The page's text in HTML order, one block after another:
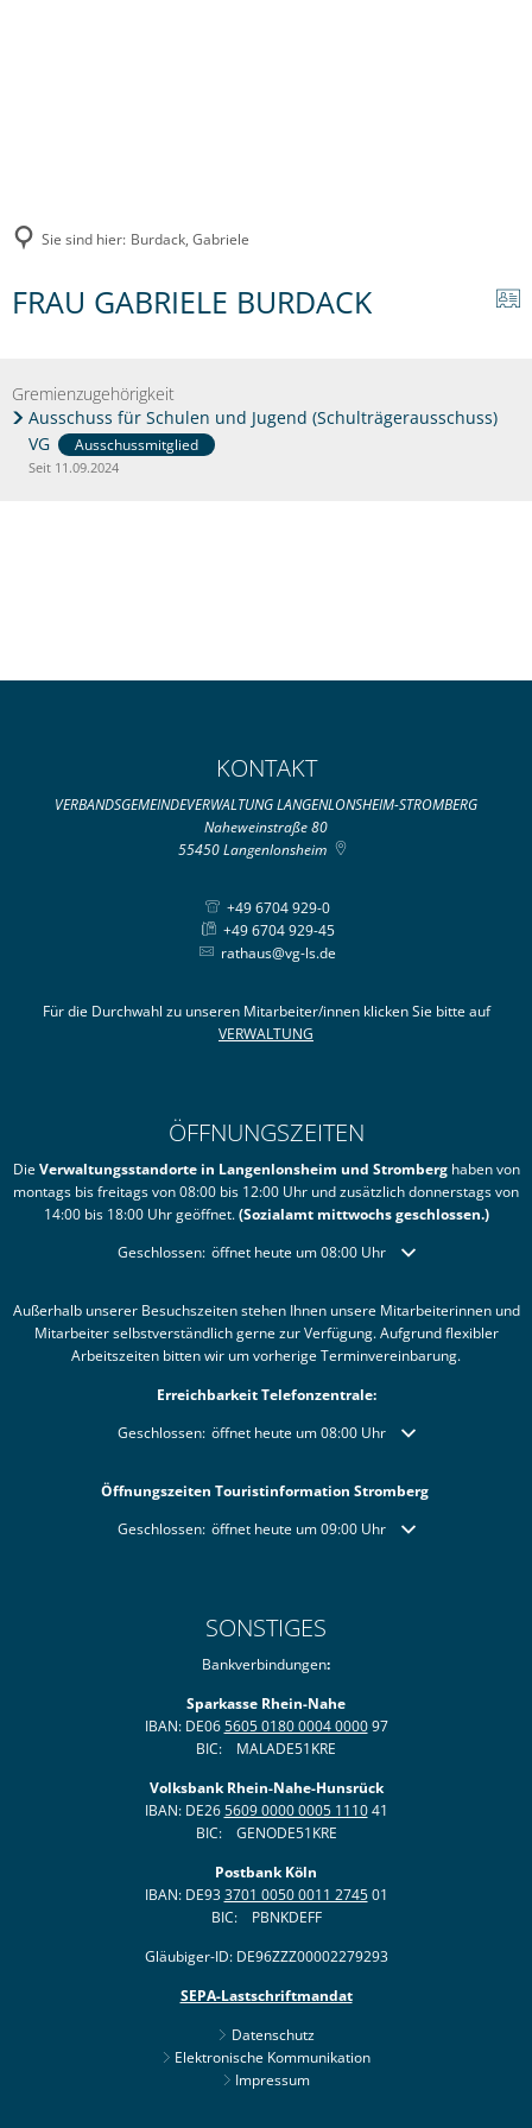
Sie sind hier: Burdack, Gabriele
FRAU GABRIELE BURDACK
Gremienzugehörigkeit
Ausschuss für Schulen und Jugend (Schulträgerausschuss)
VG
Ausschussmitglied
Seit 11.09.2024
KONTAKT
VERBANDSGEMEINDEVERWALTUNG LANGENLONSHEIM-STROMBERG
Naheweinstraße 80
55450 Langenlonsheim
+49 6704 929-0
+49 6704 929-45
rathaus@vg-ls.de
Für die Durchwahl zu unseren Mitarbeiter/innen klicken Sie bitte auf
VERWALTUNG
ÖFFNUNGSZEITEN
DieVerwaltungsstandorte in Langenlonsheim und Stromberghaben von
montags bis freitags von 08:00 bis 12:00 Uhr und zusätzlich donnerstags von
14:00 bis 18:00 Uhr geöffnet.(Sozialamt mittwochs geschlossen.)
Klicken, um weitere Öffnungs- oder Schließzeiten
Geschlossen: öffnet heute um 08:00 Uhr
Außerhalb unserer Besuchszeiten stehen Ihnen unsere Mitarbeiterinnen und
Mitarbeiter selbstverständlich gerne zur Verfügung. Aufgrund flexibler
Arbeitszeiten bitten wir um vorherige Terminvereinbarung.
Erreichbarkeit Telefonzentrale:
Klicken, um weitere Öffnungs- oder Schließzeiten
Geschlossen: öffnet heute um 08:00 Uhr
Öffnungszeiten Touristinformation Stromberg
Klicken, um weitere Öffnungs- oder Schließzeiten
Geschlossen: öffnet heute um 09:00 Uhr
SONSTIGES
Bankverbindungen:
Sparkasse Rhein-Nahe
IBAN: DE065605 0180 0004 000097
BIC: MALADE51KRE
Volksbank Rhein-Nahe-Hunsrück
IBAN: DE265609 0000 0005 111041
BIC: GENODE51KRE
Postbank Köln
IBAN: DE933701 0050 0011 274501
BIC: PBNKDEFF
Gläubiger-ID: DE96ZZZ00002279293
SEPA-Lastschriftmandat
Datenschutz
Elektronische Kommunikation
Impressum